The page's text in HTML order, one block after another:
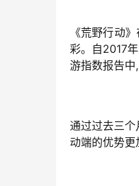
《荒野行动
彩。自2017
游指数报告中
通过过去三
动端的优势更